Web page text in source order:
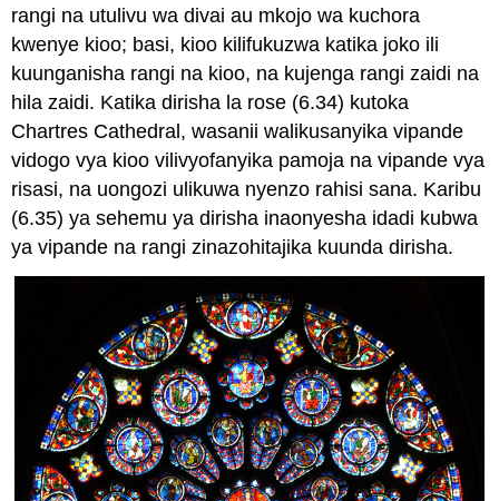
rangi na utulivu wa divai au mkojo wa kuchora
kwenye kioo; basi, kioo kilifukuzwa katika joko ili
kuunganisha rangi na kioo, na kujenga rangi zaidi na
hila zaidi. Katika dirisha la rose (6.34) kutoka
Chartres Cathedral, wasanii walikusanyika vipande
vidogo vya kioo vilivyofanyika pamoja na vipande vya
risasi, na uongozi ulikuwa nyenzo rahisi sana. Karibu
(6.35) ya sehemu ya dirisha inaonyesha idadi kubwa
ya vipande na rangi zinazohitajika kuunda dirisha.